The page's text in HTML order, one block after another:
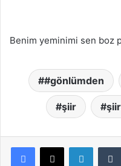
Benim yeminimi sen boz
#gönlümden
şiir